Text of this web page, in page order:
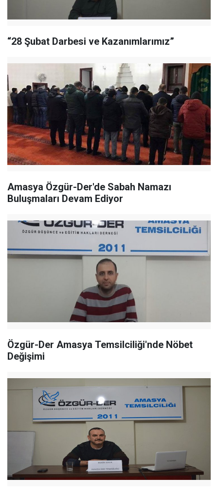
“28 Şubat Darbesi ve Kazanımlarımız”
Amasya Özgür-Der'de Sabah Namazı
Buluşmaları Devam Ediyor
Özgür-Der Amasya Temsilciliği'nde Nöbet
Değişimi